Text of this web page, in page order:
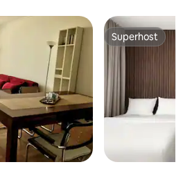
Superhost
Superhost